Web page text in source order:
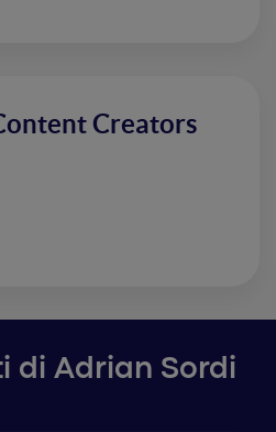
Creators
di Adrian Sordi